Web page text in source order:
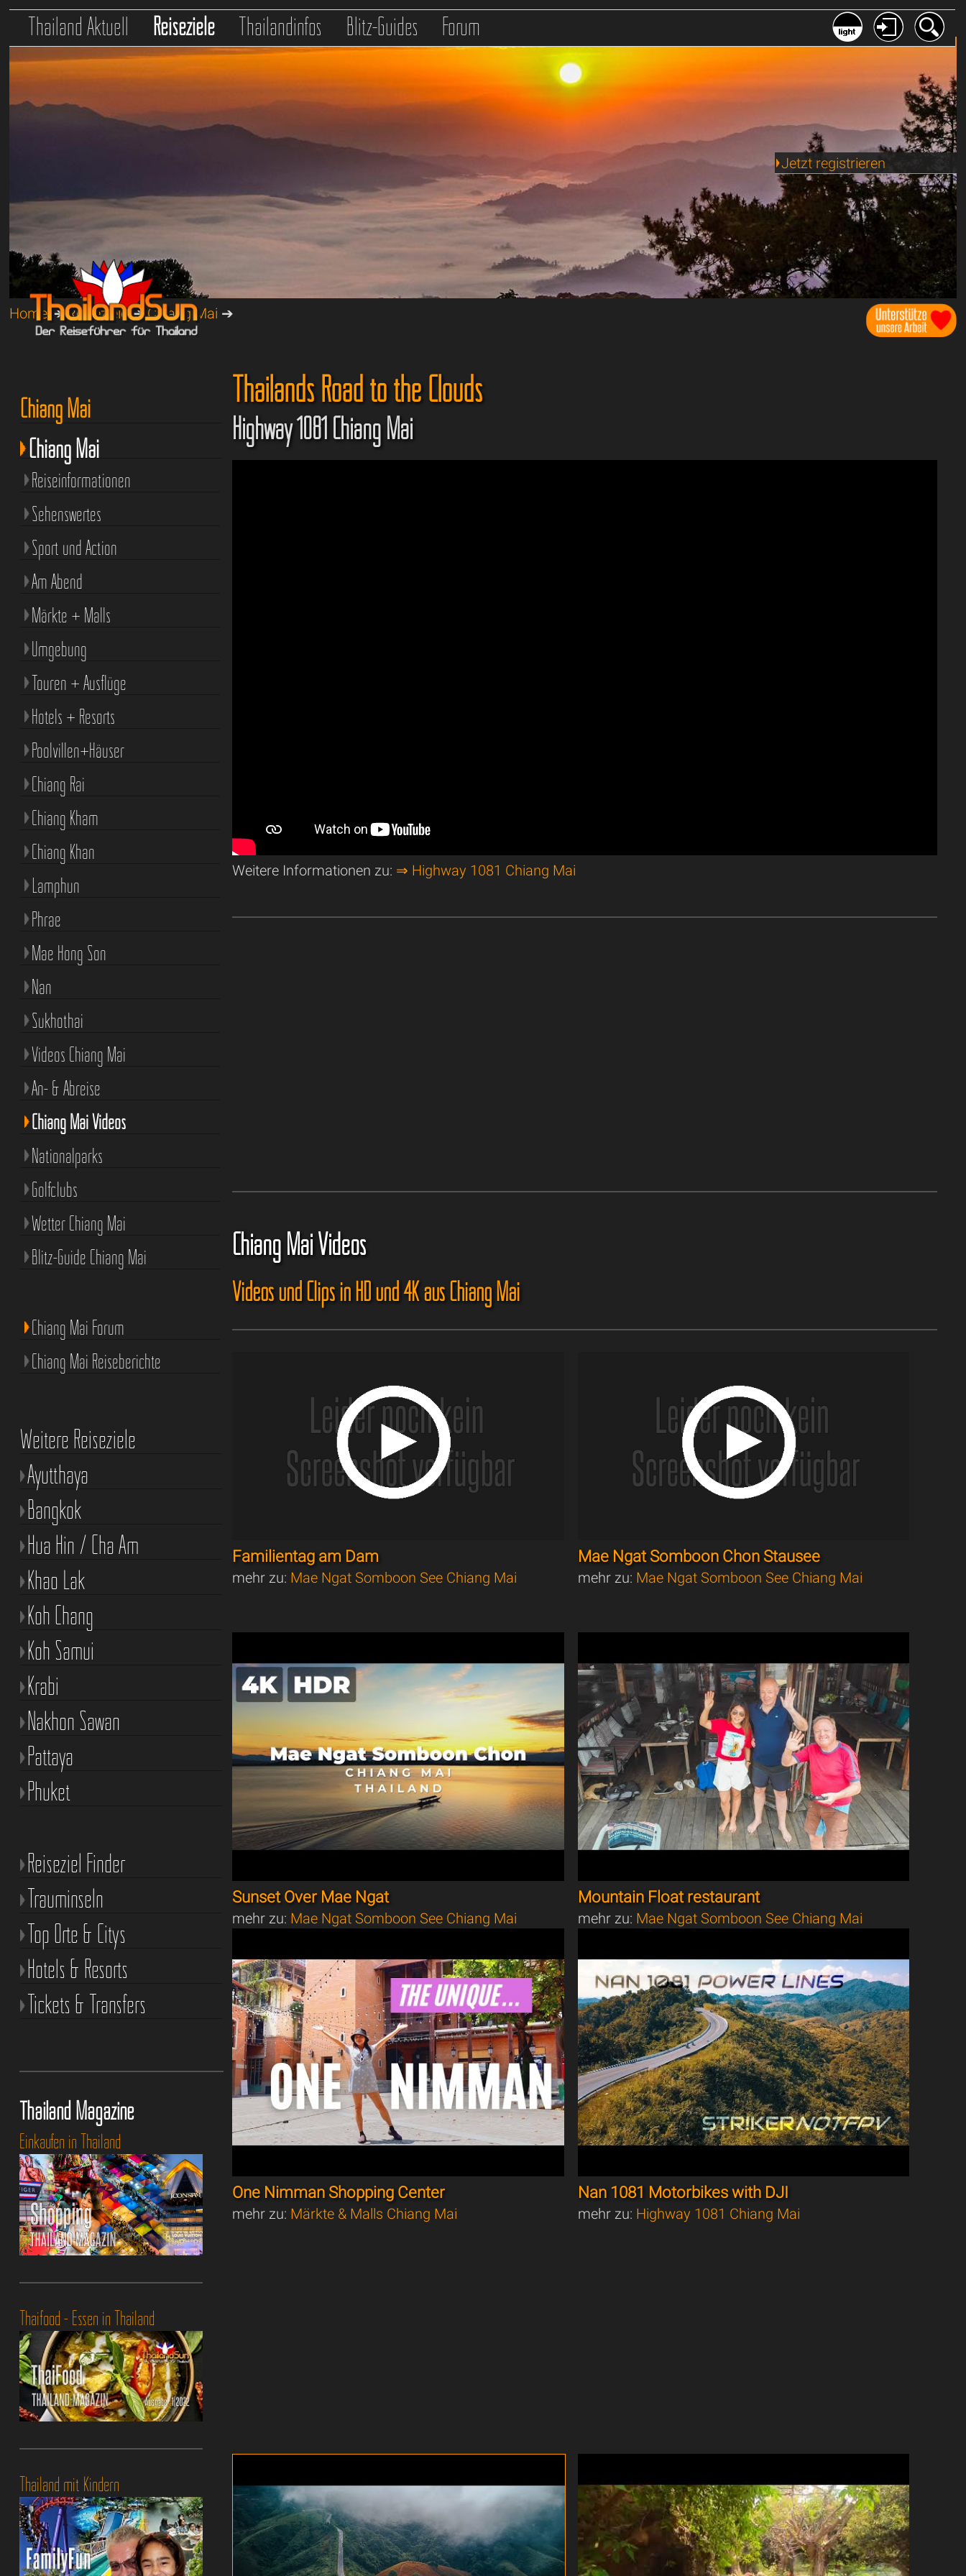
Thailand Aktuell Reiseziele Thailandinfos Blitz-Guides Forum
Jetzt registrieren
Home➔Reiseziele➔Chiang Mai ➔
Thailands Road to the Clouds
Highway 1081 Chiang Mai
Weitere Informationen zu: ⇒ Highway 1081 Chiang Mai
Chiang Mai Videos
Videos und Clips in HD und 4K aus Chiang Mai
Familientag am Dam
mehr zu: Mae Ngat Somboon See Chiang Mai
Mae Ngat Somboon Chon Stausee
mehr zu: Mae Ngat Somboon See Chiang Mai
Sunset Over Mae Ngat
mehr zu: Mae Ngat Somboon See Chiang Mai
Mountain Float restaurant
mehr zu: Mae Ngat Somboon See Chiang Mai
One Nimman Shopping Center
mehr zu: Märkte & Malls Chiang Mai
Nan 1081 Motorbikes with DJI
mehr zu: Highway 1081 Chiang Mai
Chiang Mai
Chiang Mai
Reiseinformationen
Sehenswertes
Sport und Action
Am Abend
Märkte + Malls
Umgebung
Touren + Ausflüge
Hotels + Resorts
Poolvillen+Häuser
Chiang Rai
Chiang Kham
Chiang Khan
Lamphun
Phrae
Mae Hong Son
Nan
Sukhothai
Videos Chiang Mai
An- & Abreise
Chiang Mai Videos
Nationalparks
Golfclubs
Wetter Chiang Mai
Blitz-Guide Chiang Mai
Chiang Mai Forum
Chiang Mai Reiseberichte
Weitere Reiseziele
Ayutthaya
Bangkok
Hua Hin / Cha Am
Khao Lak
Koh Chang
Koh Samui
Krabi
Nakhon Sawan
Pattaya
Phuket
Reiseziel Finder
Trauminseln
Top Orte & Citys
Hotels & Resorts
Tickets & Transfers
Thailand Magazine
Einkaufen in Thailand
Thaifood - Essen in Thailand
Thailand mit Kindern